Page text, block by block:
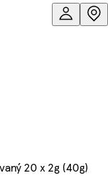
20 x 2g (40g)